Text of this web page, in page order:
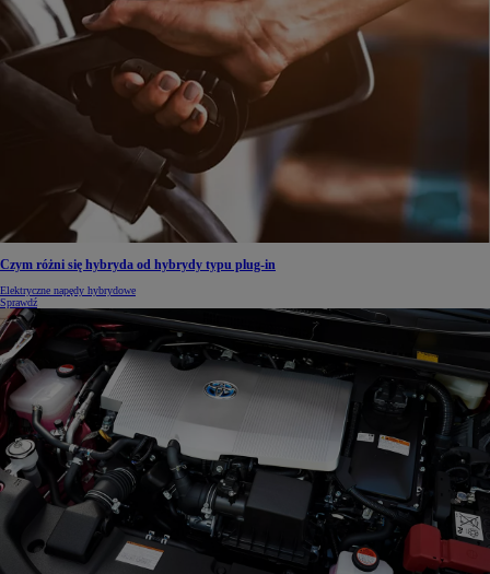
Czym różni się hybryda od hybrydy typu plug-in
Elektryczne napędy hybrydowe
Sprawdź